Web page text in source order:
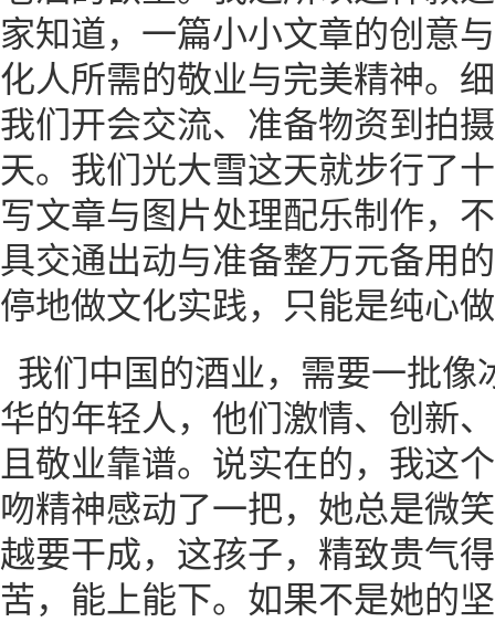
家知道，一篇小小文章的创意
化人所需的敬业与完美精神。
我们开会交流、准备物资到拍
天。我们光大雪这天就步行了
写文章与图片处理配乐制作，
具交通出动与准备整万元备用
停地做文化实践，只能是纯心
我们中国的酒业，需要一批像
华的年轻人，他们激情、创新
且敬业靠谱。说实在的，我这
吻精神感动了一把，她总是微
越要干成，这孩子，精致贵气
苦，能上能下。如果不是她的